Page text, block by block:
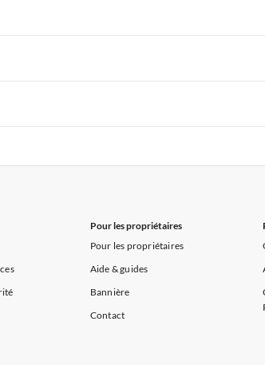
de France
Appartements de Vacances à Sud de la
de France
Appartements de Vacances à Sud de la
de France
Appartements de Vacances à Sud de la
Pour les propriétaires
Pour les propriétaires
Aide & guides
Bannière
Contact